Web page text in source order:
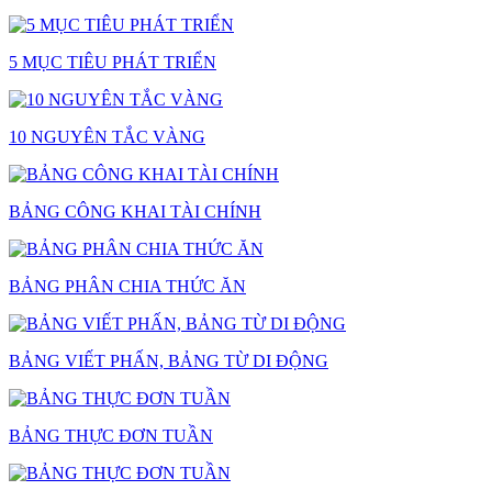
5 MỤC TIÊU PHÁT TRIỂN
10 NGUYÊN TẮC VÀNG
BẢNG CÔNG KHAI TÀI CHÍNH
BẢNG PHÂN CHIA THỨC ĂN
BẢNG VIẾT PHẤN, BẢNG TỪ DI ĐỘNG
BẢNG THỰC ĐƠN TUẦN